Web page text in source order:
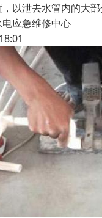
以泄去水管内的大
应急维修中心